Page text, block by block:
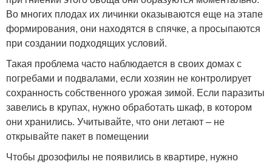
Во многих плодах их личинки оказываются еще на этапе
формирования, они находятся в спячке, а просыпаются
при создании подходящих условий.
Такая проблема часто наблюдается в своих домах с
погребами и подвалами, если хозяин не контролирует
сохранность собственного урожая зимой. Если паразиты
завелись в крупах, нужно обработать шкаф, в котором
они хранились. Учитывайте, что они летают – не
открывайте пакет в помещении
Чтобы дрозофилы не появились в квартире, нужно